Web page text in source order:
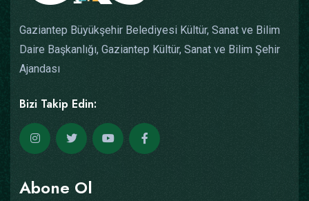
Gaziantep Büyükşehir Belediyesi Kültür, Sanat ve Bilim
Daire Başkanlığı, Gaziantep Kültür, Sanat ve Bilim Şehir
Ajandası
Bizi Takip Edin:
Abone Ol